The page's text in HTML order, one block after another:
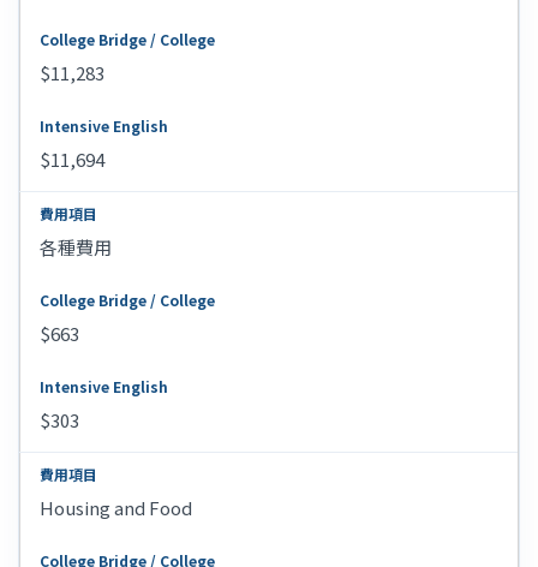
$11,283
$11,694
各種費用
$663
$303
Housing and Food